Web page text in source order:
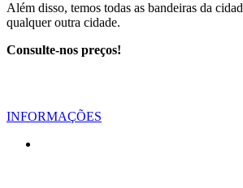
Além disso, temos todas as bandeiras da
qualquer outra cidade.
Consulte-nos preços!
INFORMAÇÕES